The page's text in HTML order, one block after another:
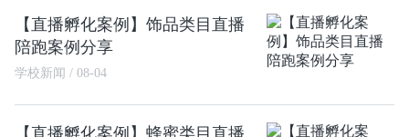
【直播孵化案例】饰品类目直播
陪跑案例分享
学校新闻 / 08-04
【直播孵化案例】蜂蜜类目直播